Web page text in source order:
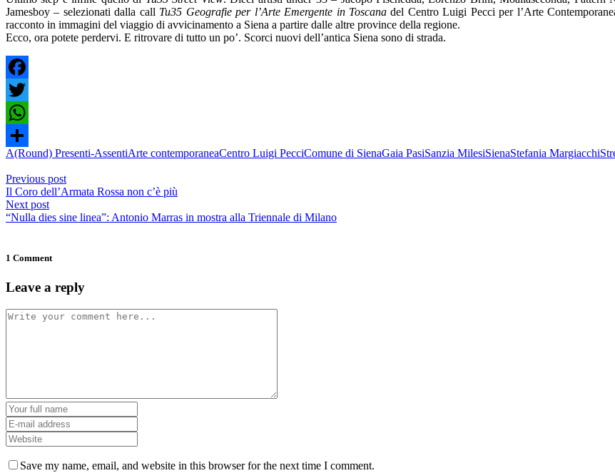
Jamesboy – selezionati dalla call Tu35 Geografie per l’Arte Emergente in Toscanadel Centro Luigi Pecci per l’Arte
racconto in immagini del viaggio di avvicinamento a Siena a partire dalle altre province della regione.
Ecco, ora potete perdervi. E ritrovare di tutto un po’. Scorci nuovi dell’antica Siena sono di strada.
Facebook
Twitter
WhatsApp
Condividi
A(Round) Presenti-AssentiArte contemporaneaCentro Luigi PecciComune di SienaGaia PasiSanzia MilesiSienaStefania Margiacchi
Previous post
Il Coro dell’Armata Rossa non c’è più
Next post
“Nulla dies sine linea”: Antonio Marras in mostra alla Triennale di Milano
1 Comment
Leave a reply
Save my name, email, and website in this browser for the next time I comment.